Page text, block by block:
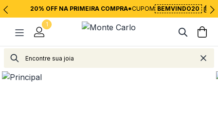
20% OFF NA PRIMEIRA COMPRA*CUPOM BEMVINDO20
1
Joias Solitários